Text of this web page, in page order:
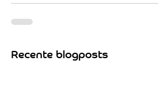
Recente blogposts